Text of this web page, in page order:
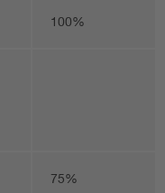
100%
75%